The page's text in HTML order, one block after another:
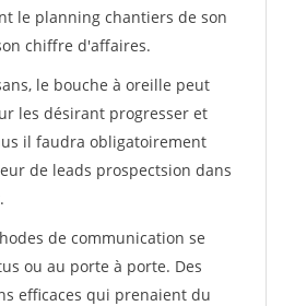
le planning chantiers de son
chiffre d'affaires.
le bouche à oreille peut
les désirant progresser et
il faudra obligatoirement
de leads prospectsion dans
de communication se
ou au porte à porte. Des
efficaces qui prenaient du